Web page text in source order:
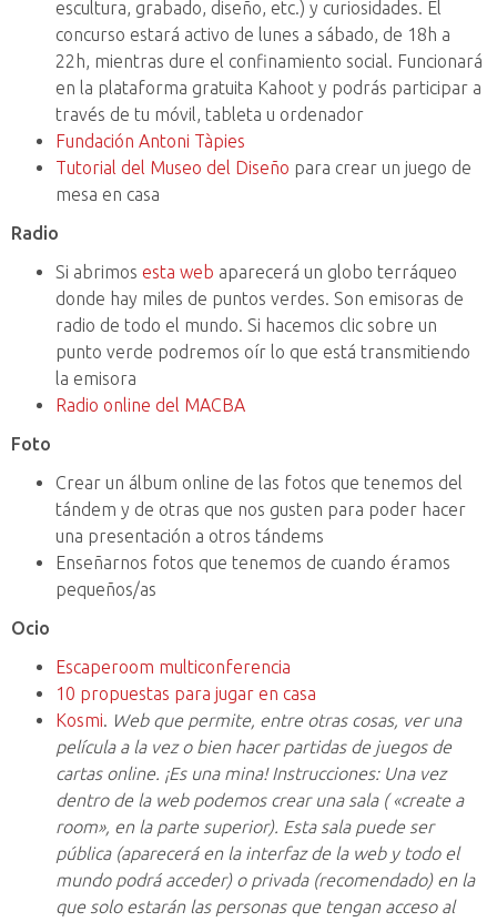
escultura, grabado, diseño, etc.) y curiosidades. El
concurso estará activo de lunes a sábado, de 18h a
22h, mientras dure el confinamiento social. Funcionará
en la plataforma gratuita Kahoot y podrás participar a
través de tu móvil, tableta u ordenador
Fundación Antoni Tàpies
Tutorial del Museo del Diseño para crear un juego de
mesa en casa
Radio
Si abrimos esta web aparecerá un globo terráqueo
donde hay miles de puntos verdes. Son emisoras de
radio de todo el mundo. Si hacemos clic sobre un
punto verde podremos oír lo que está transmitiendo
la emisora
Radio online del MACBA
Foto
Crear un álbum online de las fotos que tenemos del
tándem y de otras que nos gusten para poder hacer
una presentación a otros tándems
Enseñarnos fotos que tenemos de cuando éramos
pequeños/as
Ocio
Escaperoom multiconferencia
10 propuestas para jugar en casa
Kosmi. Web que permite, entre otras cosas, ver una
película a la vez o bien hacer partidas de juegos de
cartas online. ¡Es una mina! Instrucciones: Una vez
dentro de la web podemos crear una sala ( «create a
room», en la parte superior). Esta sala puede ser
pública (aparecerá en la interfaz de la web y todo el
mundo podrá acceder) o privada (recomendado) en la
que solo estarán las personas que tengan acceso al